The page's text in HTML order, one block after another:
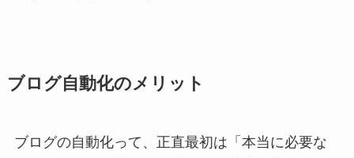
ブログ自動化のメリット
ブログの自動化って、正直最初は「本当に必要な